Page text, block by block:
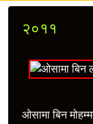
२०११
ओसामा बिन